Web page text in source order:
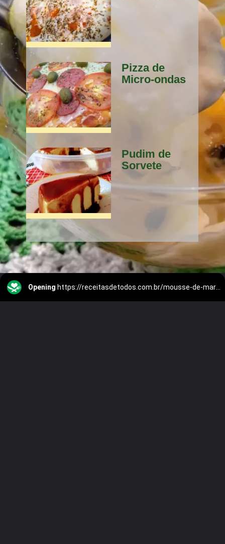
Pizza de
Micro-ondas
Pudim de
Sorvete
Opening https://receitasdetodos.com.br/mousse-de-maracuja-com-suco-tang/